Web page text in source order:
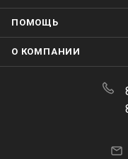
ПОМОЩЬ
О КОМПАНИИ